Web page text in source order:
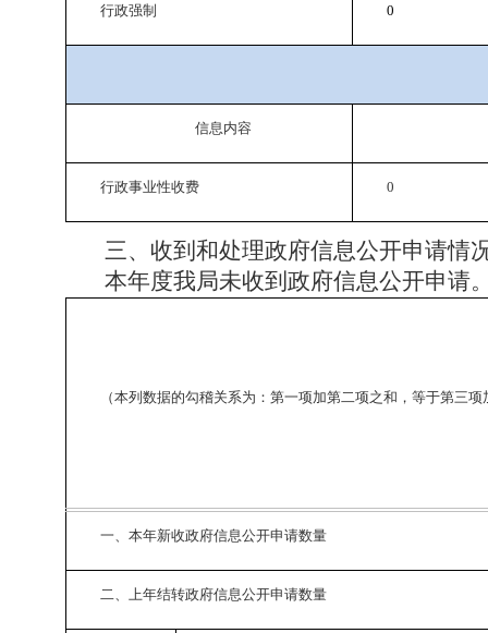
行政强制 0
信息内容
行政事业性收费 0
三、收到和处理政府信息公开申请情
本年度我局未收到政府信息公开申请
（本列数据的勾稽关系为：第一项加第二项之和，等于第三
一、本年新收政府信息公开申请数量
二、上年结转政府信息公开申请数量